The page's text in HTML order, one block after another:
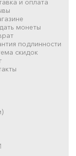
и оплата
монеты
подлинности
скидок